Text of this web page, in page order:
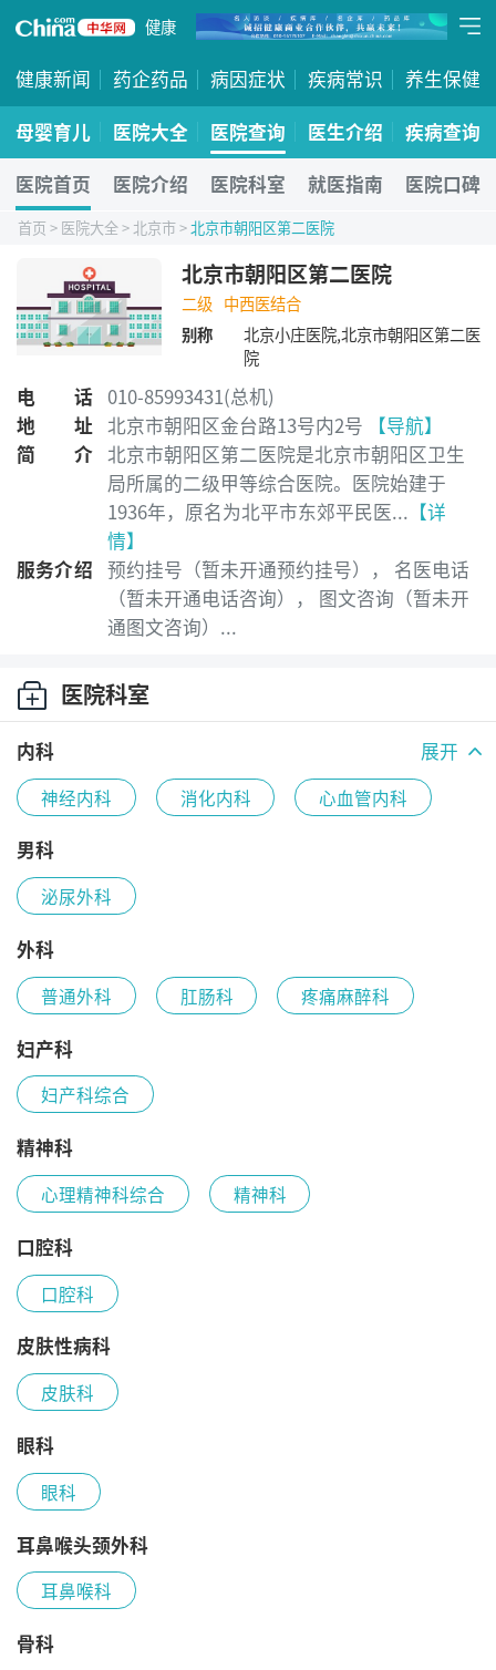
健康
健康新闻 药企药品 病因症状 疾病常识
养生保健
母婴育儿
医院大全 医院查询 医生介绍
疾病查询
医院首页
医院介绍 医院科室 就医指南 医院口碑
首页 > 医院大全>北京市>北京市朝阳区第二医院
北京市朝阳区第二医院
二级 中西医结合
别称
北京小庄医院,北京市朝阳区第二医
院
电话 010-85993431(总机)
地址 北京市朝阳区金台路13号内2号
【导航】
简介 北京市朝阳区第二医院是北京市朝阳区卫生
局所属的二级甲等综合医院。医院始建于
1936年，原名为北平市东郊平民医... 【详
情】
服务介绍 预约挂号（暂未开通预约挂号）， 名医电话
（暂未开通电话咨询）， 图文咨询（暂未开
通图文咨询）...
医院科室
内科 展开
神经内科 消化内科 心血管内科
肾内科
男科
泌尿外科
外科
普通外科 肛肠科 疼痛麻醉科
妇产科
妇产科综合
精神科
心理精神科综合 精神科
口腔科
口腔科
皮肤性病科
皮肤科
眼科
眼科
耳鼻喉头颈外科
耳鼻喉科
骨科